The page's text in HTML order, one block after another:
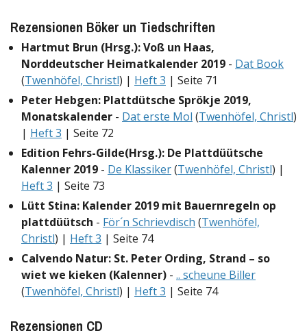
Rezensionen Böker un Tiedschriften
Hartmut Brun (Hrsg.): Voß un Haas,
Norddeutscher Heimatkalender 2019 - Dat Book
(Twenhöfel, Christl) | Heft 3 | Seite 71
Peter Hebgen: Plattdütsche Sprökje 2019,
Monatskalender - Dat erste Mol (Twenhöfel, Christl)
| Heft 3 | Seite 72
Edition Fehrs-Gilde(Hrsg.): De Plattdüütsche
Kalenner 2019 - De Klassiker(Twenhöfel, Christl) |
Heft 3 | Seite 73
Lütt Stina: Kalender 2019 mit Bauernregeln op
plattdüütsch - För´n Schrievdisch (Twenhöfel,
Christl) | Heft 3 | Seite 74
Calvendo Natur: St. Peter Ording, Strand – so
wiet we kieken (Kalenner) - .. scheune Biller
(Twenhöfel, Christl) | Heft 3 | Seite 74
Rezensionen CD